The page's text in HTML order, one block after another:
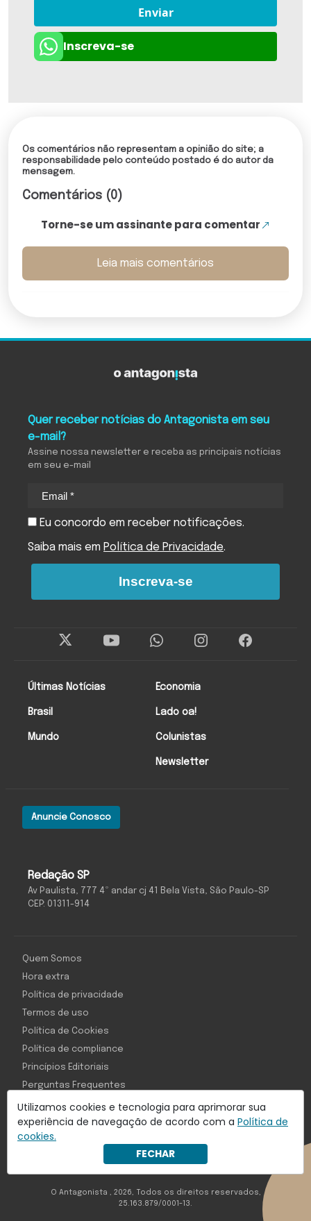
Enviar
Inscreva-se
Os comentários não representam a opinião do site; a
responsabilidade pelo conteúdo postado é do autor da
mensagem.
Comentários (0)
Torne-se um assinante para comentar
Leia mais comentários
Utilizamos cookies e tecnologia para aprimorar sua
experiência de navegação de acordo com a Política de
cookies.
FECHAR
Redação SP
Av Paulista, 777 4º andar cj 41 Bela Vista, São Paulo-SP
CEP: 01311-914
Anuncie Conosco
Últimas Notícias
Brasil
Mundo
Economia
Lado oa!
Colunistas
Newsletter
Quer receber notícias do Antagonista em seu
e-mail?
Assine nossa newsletter e receba as principais notícias
em seu e-mail
Eu concordo em receber notificações.
Saiba mais em Política de Privacidade.
Inscreva-se
Com inteligência e tecnologia:
Object1ve - Marketing Solution
Quem Somos
Hora extra
Política de privacidade
Termos de uso
Política de Cookies
Política de compliance
Princípios Editoriais
Perguntas Frequentes
O Antagonista , 2026, Todos os direitos reservados,
25.163.879/0001-13.